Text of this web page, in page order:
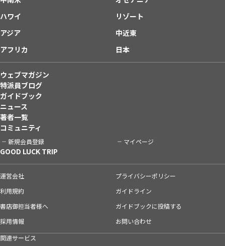
ハワイ
リゾート
アジア
中近東
アフリカ
日本
ウェブマガジン
特派員ブログ
ガイドブック
ニュース
著者一覧
コミュニティ
新規会員登録 マイページ
GOOD LUCK TRIP
運営会社
プライバシーポリシー
利用規約
ガイドライン
書店御担当者様へ
ガイドブックに投稿する
採用情報
お問い合わせ
関連サービス